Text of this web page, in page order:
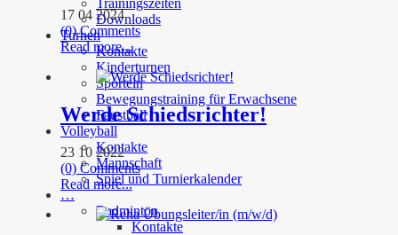
Trainingszeiten
Downloads
Turnen
Kontakte
Kinderturnen
Sporteln
Bewegungstraining für Erwachsene
Faustball
Volleyball
Kontakte
Mannschaft
Spiel und Turnierkalender
…
Badminton
Kontakte
17 04 2024
(0) Comments
Read more...
Werde Schiedsrichter!
23 10 2022
(0) Comments
Read more...